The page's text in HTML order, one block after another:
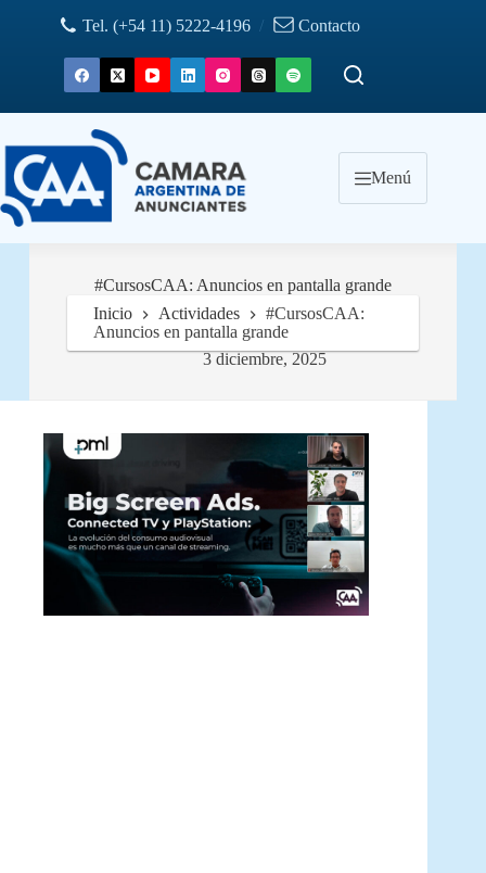
Tel. (+54 11) 5222-4196 / Contacto
Menú
#CursosCAA: Anuncios en pantalla grande
3 diciembre, 2025
Inicio Actividades
#CursosCAA:
Anuncios en pantalla grande